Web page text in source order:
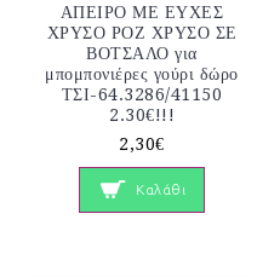
ΑΠΕΙΡΟ ΜΕ ΕΥΧΕΣ
ΧΡΥΣΟ ΡΟΖ ΧΡΥΣΟ ΣΕ
ΒΟΤΣΑΛΟ για
μπομπονιέρες γούρι δώρο
ΤΣΙ-64.3286/41150
2.30€!!!
2,30€
Καλάθι